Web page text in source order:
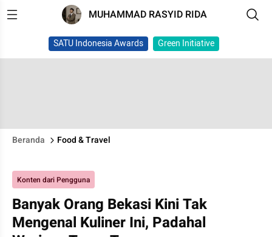
MUHAMMAD RASYID RIDA
SATU Indonesia Awards Green Initiative
Beranda Food & Travel
Konten dari Pengguna
Banyak Orang Bekasi Kini Tak
Mengenal Kuliner Ini, Padahal